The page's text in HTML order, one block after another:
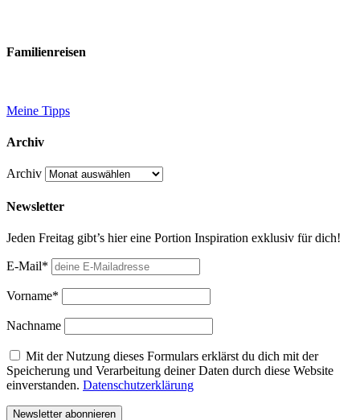
Familienreisen
Meine Tipps
Archiv
Archiv
Newsletter
Jeden Freitag gibt’s hier eine Portion Inspiration exklusiv für dich!
E-Mail*
Vorname*
Nachname
Mit der Nutzung dieses Formulars erklärst du dich mit der
Speicherung und Verarbeitung deiner Daten durch diese Website
einverstanden. Datenschutzerklärung